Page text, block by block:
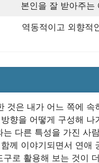
본인을 잘 받아주는
역동적이고 외향적
것은 내가 어느 쪽에
향을 어떻게 구성해
다른 특성을 가진 사
께 이야기되면서 연애
로 활용해 보는 것이